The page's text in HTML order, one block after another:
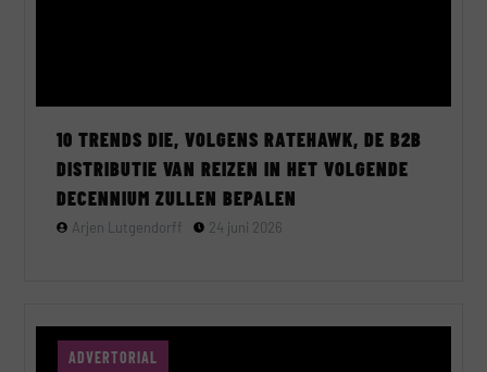
10 TRENDS DIE, VOLGENS RATEHAWK, DE B2B
DISTRIBUTIE VAN REIZEN IN HET VOLGENDE
DECENNIUM ZULLEN BEPALEN
Arjen Lutgendorff 24 juni 2026
ADVERTORIAL